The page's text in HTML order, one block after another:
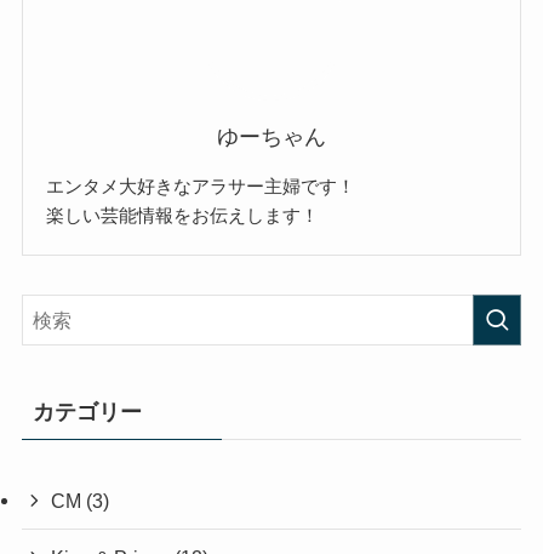
ゆーちゃん
エンタメ大好きなアラサー主婦です！
楽しい芸能情報をお伝えします！
カテゴリー
CM (3)